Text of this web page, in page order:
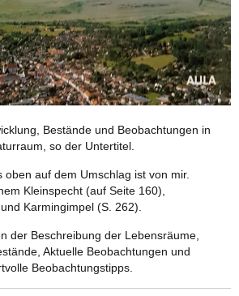
Bestände und Beobachtungen in
so der Untertitel.
oben auf dem Umschlag ist von mir.
Kleinspecht (auf Seite 160),
Karmingimpel (S. 262).
der Beschreibung der Lebensräume,
Aktuelle Beobachtungen und
Beobachtungstipps.